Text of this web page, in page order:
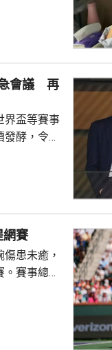
錦賽與亞
績，也期待
大名單...
急會議 再
界盃等賽事
酵，令他
為取消計
個獨立的
務足球運
提網賽
患未癒，
賽事總監
公開賽，